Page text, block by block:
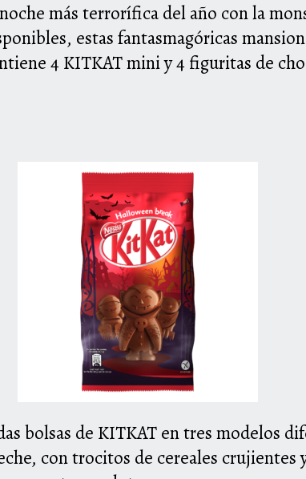
más terrorífica del año con la
estas fantasmagóricas
4 KITKATmini y 4 figuritas de
bolsas de KITKATen tresmodelos
con trocitos de cereales crujientes